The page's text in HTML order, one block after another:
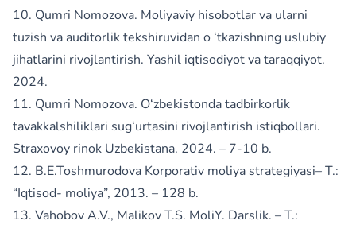
10. Qumri Nomozova. Moliyaviy hisobotlar va ularni
tuzish va auditorlik tekshiruvidan o ‘tkazishning uslubiy
jihatlarini rivojlantirish. Yashil iqtisodiyot va taraqqiyot.
2024.
11. Qumri Nomozova. O‘zbekistonda tadbirkorlik
tavakkalshiliklari sug‘urtasini rivojlantirish istiqbollari.
Straxovoy rinok Uzbekistana. 2024. – 7-10 b.
12. B.E.Toshmurodova Korporativ moliya strategiyasi– T.:
“Iqtisod- moliya”, 2013. – 128 b.
13. Vahobov A.V., Malikov T.S. MoliY. Darslik. – T.: